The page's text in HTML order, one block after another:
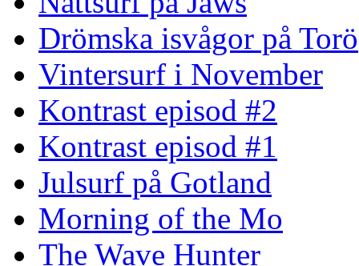
Drömska isvågor på Torö
Vintersurf i November
Kontrast episod #2
Kontrast episod #1
Julsurf på Gotland
Morning of the Mo
The Wave Hunter